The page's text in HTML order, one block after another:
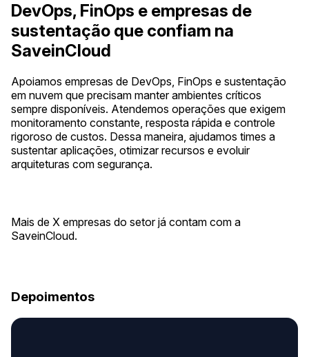
DevOps, FinOps e empresas de
sustentação que confiam na
SaveinCloud
Apoiamos empresas de DevOps, FinOps e sustentação
em nuvem que precisam manter ambientes críticos
sempre disponíveis. Atendemos operações que exigem
monitoramento constante, resposta rápida e controle
rigoroso de custos. Dessa maneira, ajudamos times a
sustentar aplicações, otimizar recursos e evoluir
arquiteturas com segurança.
Mais de X empresas do setor já contam com a
SaveinCloud.
Depoimentos